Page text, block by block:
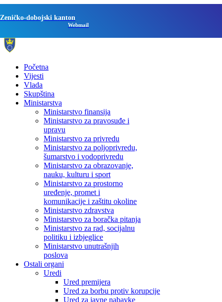
Zeničko-dobojski kanton
Webmail
Početna
Vijesti
Vlada
Skupština
Ministarstva
Ministarstvo finansija
Ministarstvo za pravosuđe i
upravu
Ministarstvo za privredu
Ministarstvo za poljoprivredu,
šumarstvo i vodoprivredu
Ministarstvo za obrazovanje,
nauku, kulturu i sport
Ministarstvo za prostorno
uređenje, promet i
komunikacije i zaštitu okoline
Ministarstvo zdravstva
Ministarstvo za boračka pitanja
Ministarstvo za rad, socijalnu
politiku i izbjeglice
Ministarstvo unutrašnjih
poslova
Ostali organi
Uredi
Ured premijera
Ured za borbu protiv korupcije
Ured za javne nabavke